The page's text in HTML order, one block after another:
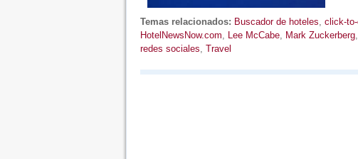
Temas relacionados: Buscador de hoteles click-
HotelNewsNow.com
Lee McCabe, Mark Zuckerberg,
redes sociales Travel